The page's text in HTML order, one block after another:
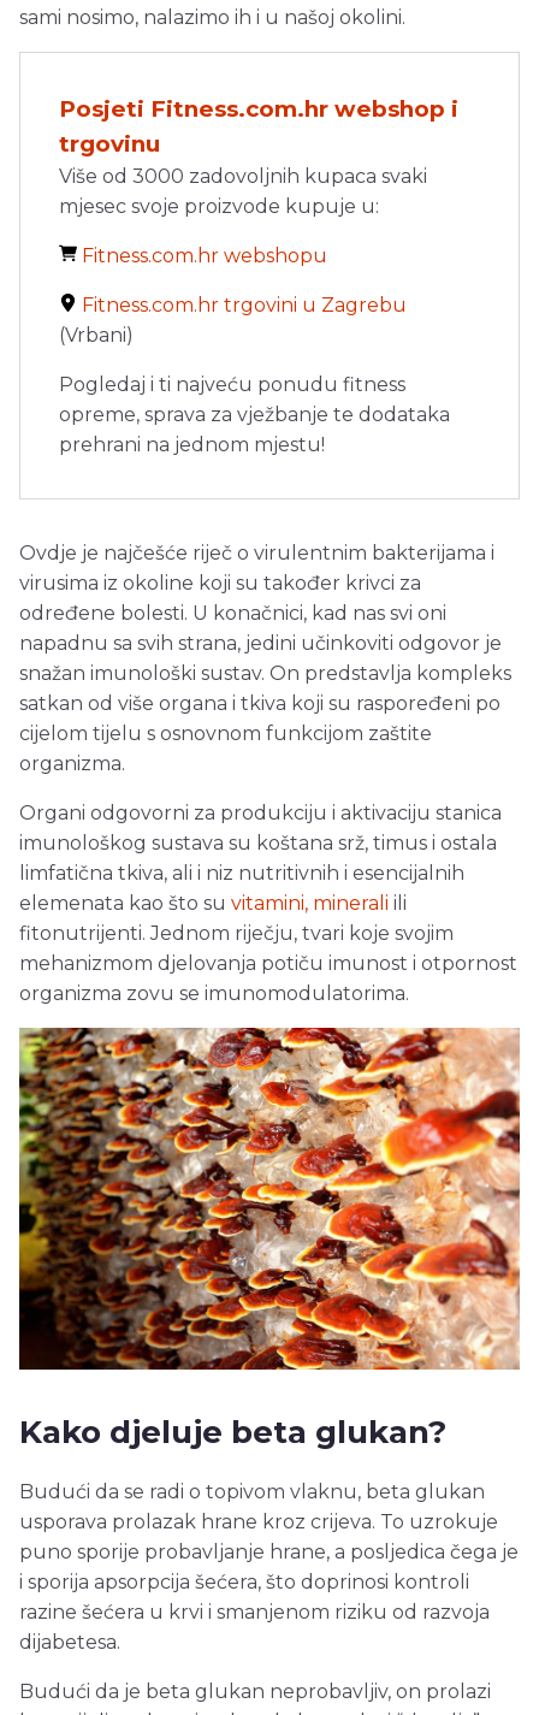
sami nosimo, nalazimo ih i u našoj okolini.
Posjeti Fitness.com.hr webshop i
trgovinu
Više od 3000 zadovoljnih kupaca svaki
mjesec svoje proizvode kupuje u:
Fitness.com.hr webshopu
Fitness.com.hr trgovini u Zagrebu
(Vrbani)
Pogledaj i ti najveću ponudu fitness
opreme, sprava za vježbanje te dodataka
prehrani na jednom mjestu!
Ovdje je najčešće riječ o virulentnim bakterijama i
virusima iz okoline koji su također krivci za
određene bolesti. U konačnici, kad nas svi oni
napadnu sa svih strana, jedini učinkoviti odgovor je
snažan imunološki sustav. On predstavlja kompleks
satkan od više organa i tkiva koji su raspoređeni po
cijelom tijelu s osnovnom funkcijom zaštite
organizma.
Organi odgovorni za produkciju i aktivaciju stanica
imunološkog sustava su koštana srž, timus i ostala
limfatična tkiva, ali i niz nutritivnih i esencijalnih
elemenata kao što su vitamini, minerali ili
fitonutrijenti. Jednom riječju, tvari koje svojim
mehanizmom djelovanja potiču imunost i otpornost
organizma zovu se imunomodulatorima.
Kako djeluje beta glukan?
Budući da se radi o topivom vlaknu, beta glukan
usporava prolazak hrane kroz crijeva. To uzrokuje
puno sporije probavljanje hrane, a posljedica čega je
i sporija apsorpcija šećera, što doprinosi kontroli
razine šećera u krvi i smanjenom riziku od razvoja
dijabetesa.
Budući da je beta glukan neprobavljiv, on prolazi